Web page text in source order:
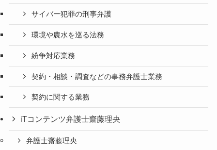
サイバー犯罪の刑事弁護
環境や農水を巡る法務
紛争対応業務
契約・相談・調査などの事務弁護士業務
契約に関する業務
iTコンテンツ弁護士齋藤理央
弁護士齋藤理央